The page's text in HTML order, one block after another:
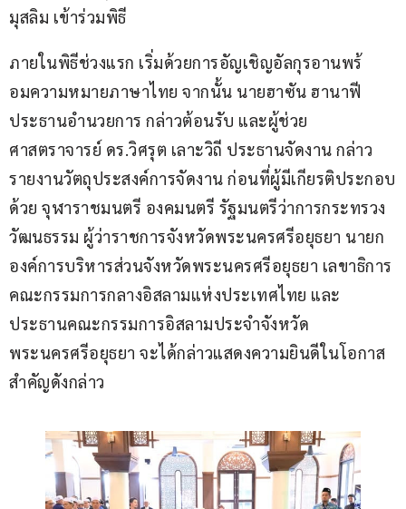
มุสลิม เข้าร่วมพิธี
ภายในพิธีช่วงแรก เริ่มด้วยการอัญเชิญอัลกุรอานพร้
อมความหมายภาษาไทย จากนั้น นายฮาซัน ฮานาฟี
ประธานอำนวยการ กล่าวต้อนรับ และผู้ช่วย
ศาสตราจารย์ ดร.วิศรุต เลาะวิถี ประธานจัดงาน กล่าว
รายงานวัตถุประสงค์การจัดงาน ก่อนที่ผู้มีเกียรติประกอบ
ด้วย จุฬาราชมนตรี องคมนตรี รัฐมนตรีว่าการกระทรวง
วัฒนธรรม ผู้ว่าราชการจังหวัดพระนครศรีอยุธยา นายก
องค์การบริหารส่วนจังหวัดพระนครศรีอยุธยา เลขาธิการ
คณะกรรมการกลางอิสลามแห่งประเทศไทย และ
ประธานคณะกรรมการอิสลามประจำจังหวัด
พระนครศรีอยุธยา จะได้กล่าวแสดงความยินดีในโอกาส
สำคัญดังกล่าว